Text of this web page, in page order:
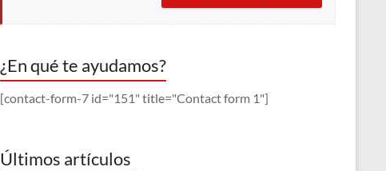
¿En qué te ayudamos?
[contact-form-7 id="151" title="Contact form 1"]
Últimos artículos